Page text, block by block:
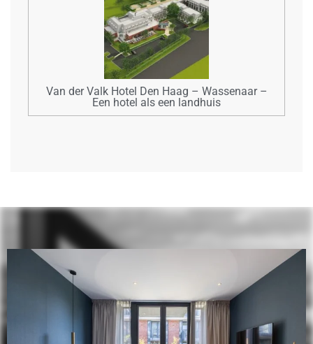
Van der Valk Hotel Den Haag – Wassenaar –
Een hotel als een landhuis